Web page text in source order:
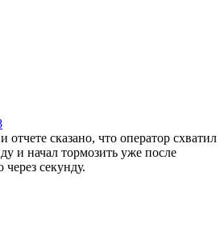
отчете сказано, что оператор схватил
и начал тормозить уже после
секунду.